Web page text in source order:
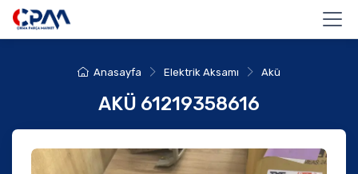
Anasayfa Elektrik Aksamı Akü
AKÜ 61219358616